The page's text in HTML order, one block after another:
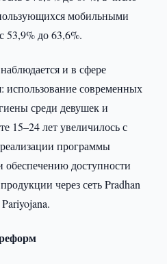
мобильными
53,9% до 63,6%.
и в сфере
использование современных
среди девушек и
15–24 лет увеличилось с
программы
обеспечению доступности
через сеть Pradhan